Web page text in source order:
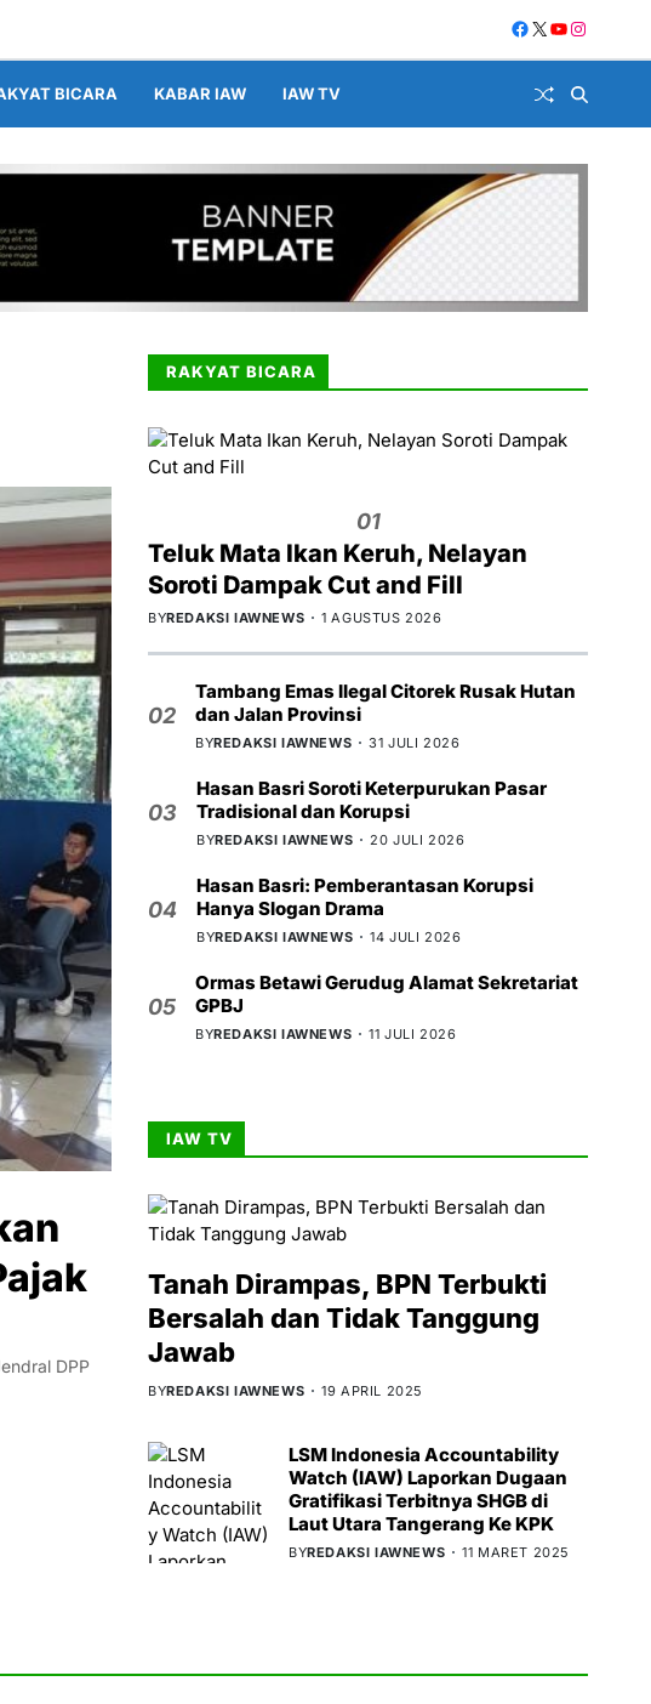
BICARA KABAR IAW IAW TV
DPP
RAKYAT BICARA
01
Teluk Mata Ikan Keruh, Nelayan
Soroti Dampak Cut and Fill
BYREDAKSI IAWNEWS 1 AGUSTUS 2026
02
Tambang Emas Ilegal Citorek Rusak Hutan
dan Jalan Provinsi
BYREDAKSI IAWNEWS 31 JULI 2026
03
Hasan Basri Soroti Keterpurukan Pasar
Tradisional dan Korupsi
BYREDAKSI IAWNEWS 20 JULI 2026
04
Hasan Basri: Pemberantasan Korupsi
Hanya Slogan Drama
BYREDAKSI IAWNEWS 14 JULI 2026
05
Ormas Betawi Gerudug Alamat Sekretariat
GPBJ
BYREDAKSI IAWNEWS 11 JULI 2026
IAW TV
Tanah Dirampas, BPN Terbukti
Bersalah dan Tidak Tanggung
Jawab
BYREDAKSI IAWNEWS 19 APRIL 2025
LSM Indonesia Accountability
Watch (IAW) Laporkan Dugaan
Gratifikasi Terbitnya SHGB di
Laut Utara Tangerang Ke KPK
BYREDAKSI IAWNEWS 11 MARET 2025